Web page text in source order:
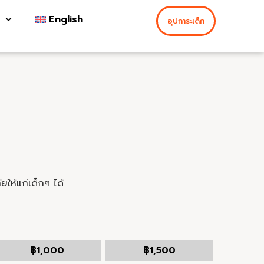
English อุปการะเด็ก
ให้แก่เด็กๆ ได้
฿1,000 ฿1,500